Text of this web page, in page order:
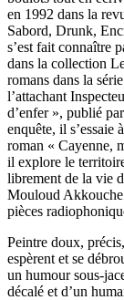
en 1992 dans la
Sabord, Drunk,
s’est fait connaître
dans la collection
romans dans la
l’attachant
d’enfer », publié
enquête, il s’essaie
roman « Cayenne,
il explore le
librement de la vie
Mouloud Akkouche
pièces
Peintre doux,
espèrent et se
un humour sous-
décalé et d’un